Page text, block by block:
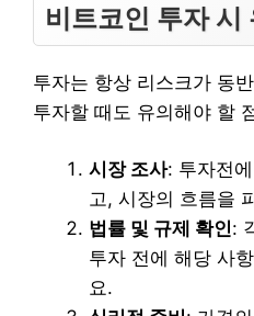
비트코인 투자 시
투자는 항상 리스크가 동
투자할 때도 유의해야 할
시장 조사: 투자전
고, 시장의 흐름을
법률 및 규제 확인:
투자 전에 해당 사
요.